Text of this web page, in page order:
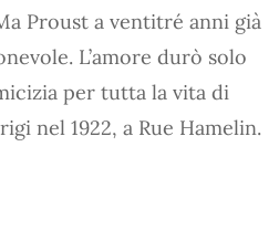
Proust a ventitré anni già
L’amore durò solo
per tutta la vita di
nel 1922, a Rue Hamelin.